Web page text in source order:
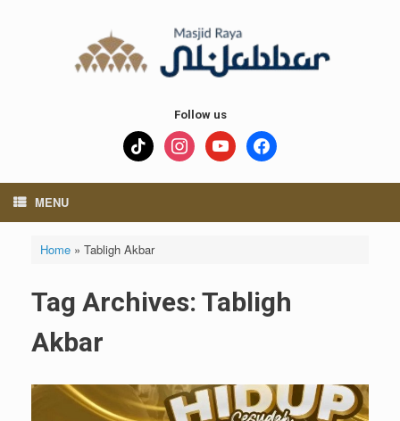
Follow us
tiktok instagramyoutube facebook
MENU
Home» Tabligh Akbar
Tag Archives: Tabligh
Akbar